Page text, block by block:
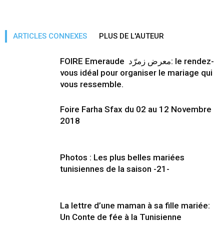
ARTICLES CONNEXES PLUS DE L'AUTEUR
FOIRE Emeraude معرض زمرّد: le rendez-
vous idéal pour organiser le mariage qui
vous ressemble.
Foire Farha Sfax du 02 au 12 Novembre
2018
Photos : Les plus belles mariées
tunisiennes de la saison -21-
La lettre d’une maman à sa fille mariée:
Un Conte de fée à la Tunisienne